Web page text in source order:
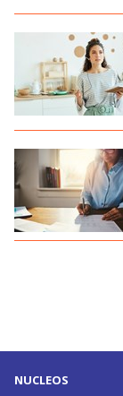
NUCLEOS